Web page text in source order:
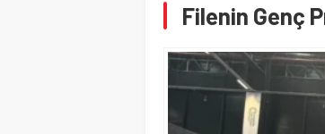
Filenin Genç